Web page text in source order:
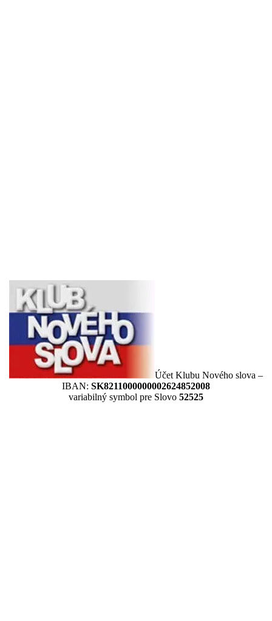
Účet Klubu Nového slova –
IBAN: SK8211000000002624852008
variabilný symbol pre Slovo 52525